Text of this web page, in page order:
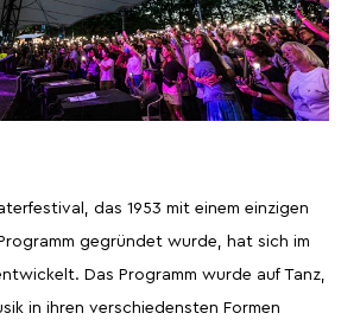
Geführte Touren
Sommeraktivitäten
2026
Ferienhäuser.
Kontakt.
das 1953 mit einem einzigen
gegründet wurde, hat sich im
Das Programm wurde auf Tanz,
in ihren verschiedensten Formen